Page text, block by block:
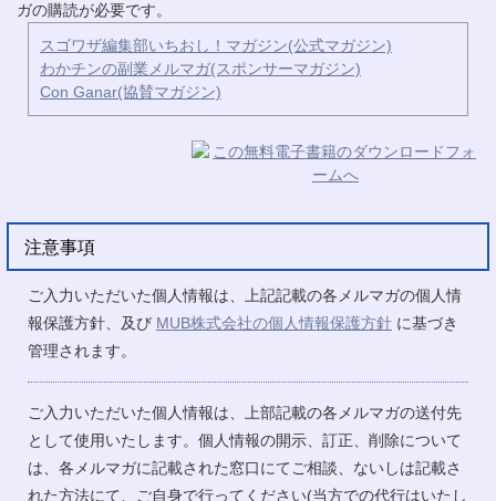
ガの購読が必要です。
スゴワザ編集部いちおし！マガジン(公式マガジン)
わかチンの副業メルマガ(スポンサーマガジン)
Con Ganar(協賛マガジン)
注意事項
ご入力いただいた個人情報は、上記記載の各メルマガの個人情
報保護方針、及び MUB株式会社の個人情報保護方針 に基づき
管理されます。
ご入力いただいた個人情報は、上部記載の各メルマガの送付先
として使用いたします。個人情報の開示、訂正、削除について
は、各メルマガに記載された窓口にてご相談、ないしは記載さ
れた方法にて、ご自身で行ってください(当方での代行はいたし